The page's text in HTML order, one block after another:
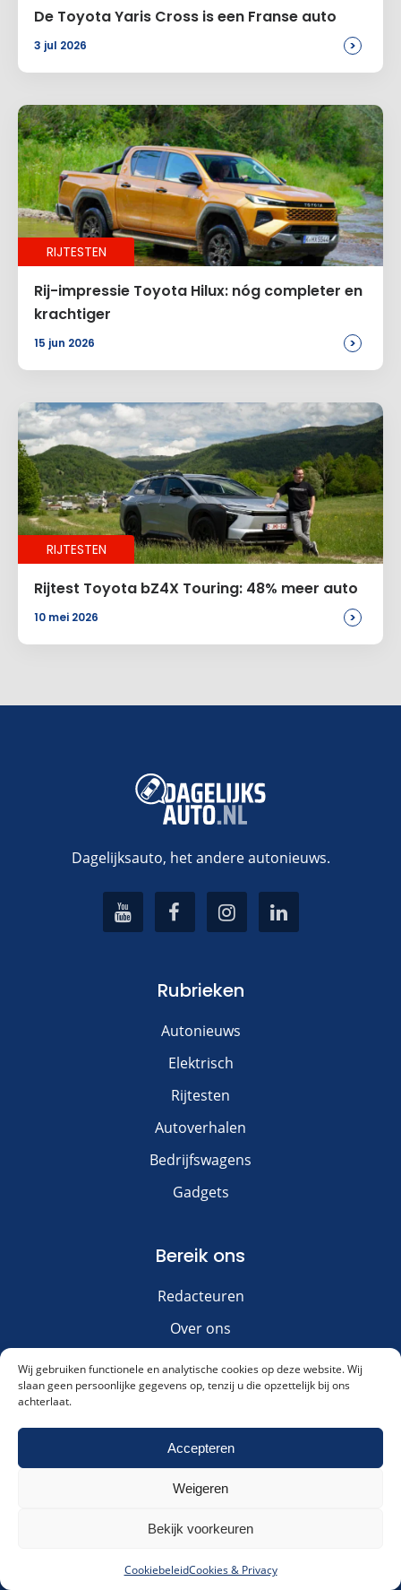
Wij gebruiken functionele en analytische cookies op deze website. Wij
slaan geen persoonlijke gegevens op, tenzij u die opzettelijk bij ons
achterlaat.
Accepteren
Weigeren
Bekijk voorkeuren
CookiebeleidCookies & Privacy
De Toyota Yaris Cross is een Franse auto
3 jul 2026 >
RIJTESTEN
Rij-impressie Toyota Hilux: nóg completer en
krachtiger
15 jun 2026 >
RIJTESTEN
Rijtest Toyota bZ4X Touring: 48% meer auto
10 mei 2026 >
Dagelijksauto, het andere autonieuws.
Rubrieken
Autonieuws
Elektrisch
Rijtesten
Autoverhalen
Bedrijfswagens
Gadgets
Bereik ons
Redacteuren
Over ons
Contact
Overig
Adverteren
Disclaimer
Privacy & Cookies
Meld je aan voor onze nieuwsbrief!
Akkoord met onsprivacybeleid
Meld me aan!